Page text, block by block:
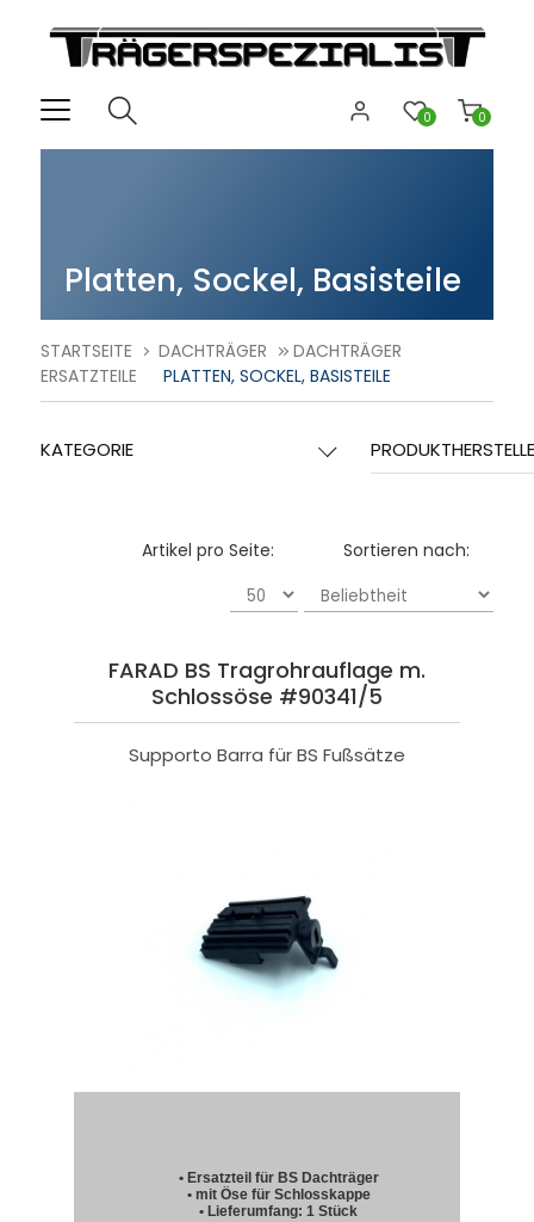
0
0
Platten, Sockel, Basisteile
STARTSEITE DACHTRÄGER
DACHTRÄGER
ERSATZTEILE
PLATTEN, SOCKEL, BASISTEILE
KATEGORIE
Sortieren nach:
Artikel pro Seite:
FARAD BS Tragrohrauflage m.
Schlossöse #90341/5
Supporto Barra für BS Fußsätze
• Ersatzteil für BS Dachträger
• mit Öse für Schlosskappe
• Lieferumfang: 1 Stück